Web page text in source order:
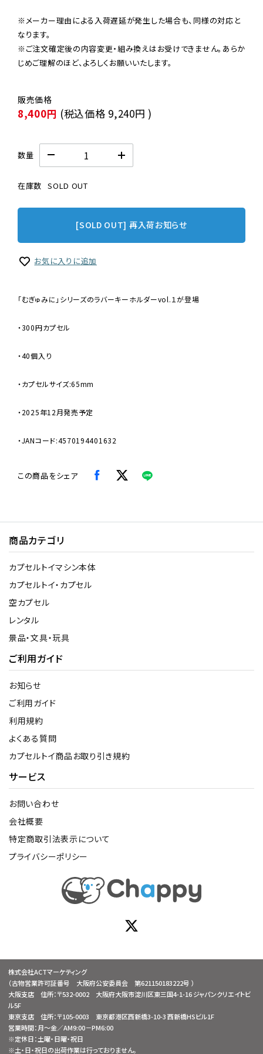
※メーカー理由による入荷遅延が発生した場合も、同様の対応と
なります。
※ご注文確定後の内容変更・組み換えはお受けできません。あらか
じめご理解のほど、よろしくお願いいたします。
8,400円 (税込価格 9,240円 )
数量
在庫数 SOLD OUT
[SOLD OUT] 再入荷お知らせ
お気に入りに追加
「むぎゅみに」シリーズのラバーキーホルダーvol.１が登場
・300円カプセル
・40個入り
・カプセルサイズ:65mm
・2025年12月発売予定
・JANコード:4570194401632
この商品をシェア
商品カテゴリ
カプセルトイマシン本体
カプセルトイ・カプセル
空カプセル
レンタル
景品・文具・玩具
ご利用ガイド
お知らせ
ご利用ガイド
利用規約
よくある質問
カプセルトイ商品お取り引き規約
サービス
お問い合わせ
会社概要
特定商取引法表示について
プライバシーポリシー
株式会社ACTマーケティング
（古物営業許可証番号 大阪府公安委員会 第621150183222号 ）
大阪支店 住所：〒532-0002 大阪府大阪市淀川区東三国4-1-16 ジャパンクリエイトビ
ル5F
東京支店 住所：〒105-0003 東京都港区西新橋3-10-3 西新橋HSビル1F
営業時間：月～金／AM9:00－PM6:00
※定休日：土曜・日曜・祝日
※土・日・祝日の出荷作業は行っておりません。